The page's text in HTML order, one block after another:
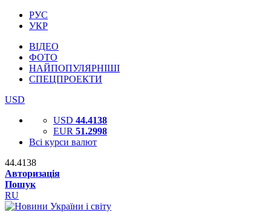
РУС
УКР
ВІДЕО
ФОТО
НАЙПОПУЛЯРНІШІ
СПЕЦПРОЕКТИ
USD
USD 44.4138
EUR 51.2998
Всі курси валют
44.4138
Авторизація
Пошук
RU